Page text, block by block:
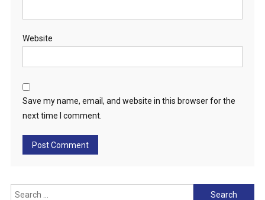
Website
Save my name, email, and website in this browser for the
next time I comment.
Search